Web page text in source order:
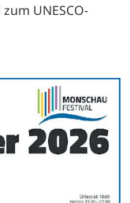
UNESCO-